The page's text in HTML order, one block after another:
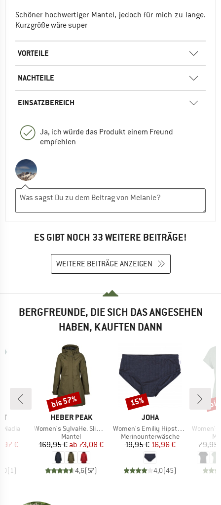
Schöner hochwertiger Mantel, jedoch für mich zu lange.
Kurzgröße wäre super
VORTEILE
NACHTEILE
EINSATZBEREICH
Ja, ich würde das Produkt einem Freund
empfehlen
ES GIBT NOCH 33 WEITERE BEITRÄGE!
WEITERE BEITRÄGE ANZEIGEN
BERGFREUNDE, DIE SICH DAS ANGESEHEN
HABEN, KAUFTEN DANN
Preis
€
(1)
MARKE
HEBER PEAK
Artikel
Women's SylvaHe. Slim Fit Coat
Produktgruppe
Mantel
Preis
169,95 € reduzierter Preis
ab 73,08 €
4,6(57)
Rabatt
bis 57%
MARKE
JOHA
Artikel
Women's Emiliy Hipster Wool & Silk
Produktgruppe
Merinounterwäsche
Preis
19,95 €reduzierter Preis
16,96 €
4,0(45)
Rabatt
15%
Artikel
Women's
79,95